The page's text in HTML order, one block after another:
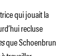
qui jouait la
recluse
que Schoenbrun